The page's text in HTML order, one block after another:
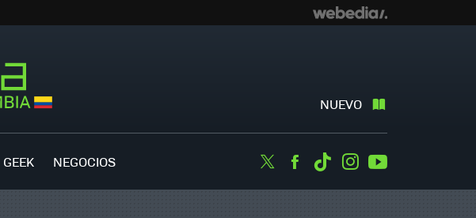
NUEVO
GEEK NEGOCIOS TwitterFacebook
TiktokInstagram